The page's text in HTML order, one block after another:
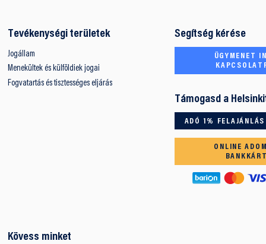
Tevékenységi területek
Jogállam
Menekültek és külföldiek jogai
Fogvatartás és tisztességes eljárás
Segítség kérése
ÜGYMENET
Támogasd a
ADÓ 1% FELAJÁNLÁS
ONLINE
Kövess minket